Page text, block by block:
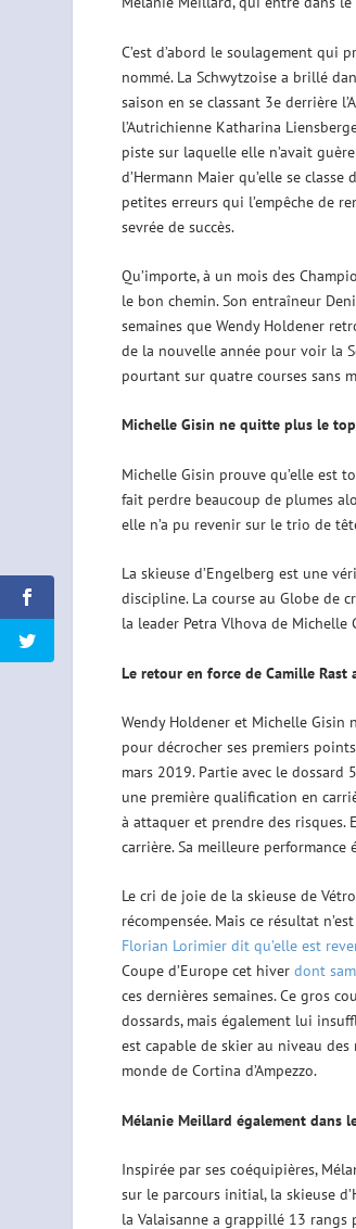
C’est d’abord le soulagement
nommé. La Schwytzoise a brillé
saison en se classant 3e derrière
l’Autrichienne Katharina
piste sur laquelle elle n’avait
d’Hermann Maier qu’elle se
petites erreurs qui l’empêche de
sevrée de succès.
Qu’importe, à un mois des
le bon chemin. Son entraîneur
semaines que Wendy Holdener
de la nouvelle année pour voir la
pourtant sur quatre courses sans
Michelle Gisin ne quitte plus le
Michelle Gisin prouve qu’elle est
fait perdre beaucoup de plumes
elle n’a pu revenir sur le trio de
La skieuse d’Engelberg est une
discipline. La course au Globe de
la leader Petra Vlhova de
Le retour en force de Camille
Wendy Holdener et Michelle Gisin
pour décrocher ses premiers
mars 2019. Partie avec le
une première qualification en
à attaquer et prendre des risques.
carrière. Sa meilleure
Le cri de joie de la skieuse de
récompensée. Mais ce résultat
Florian Lorimier dit qu’elle est
Coupe d’Europe cet hiver dont
ces dernières semaines. Ce gros
dossards, mais également lui
est capable de skier au niveau
monde de Cortina d’Ampezzo.
Mélanie Meillard également dans
Inspirée par ses coéquipières,
sur le parcours initial, la skieuse
la Valaisanne a grappillé 13 rangs